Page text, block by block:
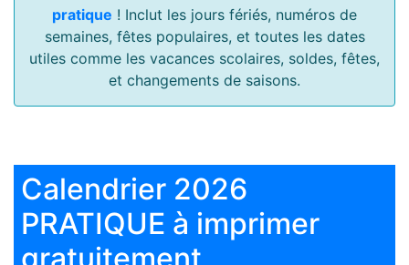
pratique ! Inclut les jours fériés, numéros de
semaines, fêtes populaires, et toutes les dates
utiles comme les vacances scolaires, soldes, fêtes,
et changements de saisons.
Calendrier 2026
PRATIQUE à imprimer